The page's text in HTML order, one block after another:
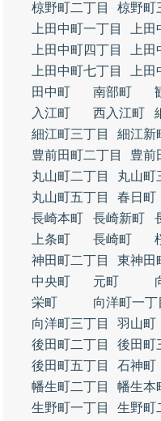
椋野町二丁目
椋野町
上田中町一丁目
上
上田中町四丁目
上
上田中町七丁目
上
田中町
南部町
入江町
西入江町
細江町三丁目
細江新
豊前田町二丁目
豊前
丸山町二丁目
丸山町
丸山町五丁目
春日町
長崎本町
長崎新町
上条町
長崎町
神田町二丁目
東神田
中央町
元町
栄町
向洋町一丁
向洋町三丁目
羽山町
後田町二丁目
後田町
後田町五丁目
石神町
幡生町二丁目
幡生本
生野町一丁目
生野町